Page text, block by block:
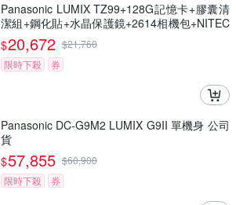
Panasonic LUMIX TZ99+128G記憶卡+膠囊清
潔組+鋼化貼+水晶保護鏡+2614相機包+NITEC
ORE BB nano 迷你電動氣吹(公司貨)
$20,672 $21,760
限時下殺
券
Panasonic DC-G9M2 LUMIX G9II 單機身 公司
貨
$57,855 $60,900
限時下殺
券